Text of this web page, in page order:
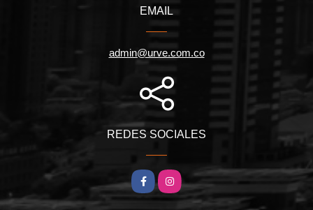
EMAIL
admin@urve.com.co
REDES SOCIALES
FacebookInstagram